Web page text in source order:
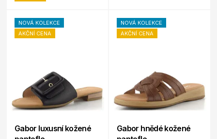
NOVÁ KOLEKCE
AKČNÍ CENA
Gabor luxusní kožené
NOVÁ KOLEKCE
AKČNÍ CENA
Gabor hnědé kožené